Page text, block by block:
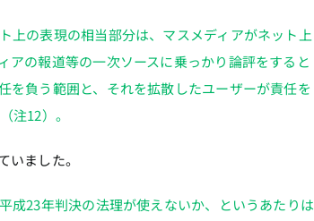
上の表現の相当部分は、マスメディアがネット上
アの報道等の一次ソースに乗っかり論評をすると
を負う範囲と、それを拡散したユーザーが責任を
注12）。
いました。
成23年判決の法理が使えないか、というあたりは